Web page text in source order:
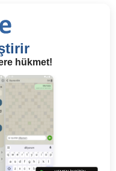
hükmet!